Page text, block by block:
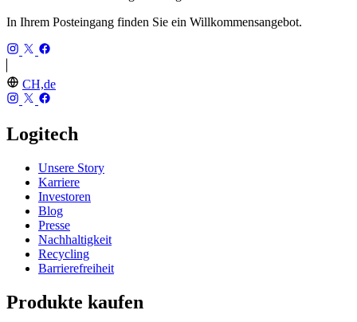
In Ihrem Posteingang finden Sie ein Willkommensangebot.
CH,de
Logitech
Unsere Story
Karriere
Investoren
Blog
Presse
Nachhaltigkeit
Recycling
Barrierefreiheit
Produkte kaufen